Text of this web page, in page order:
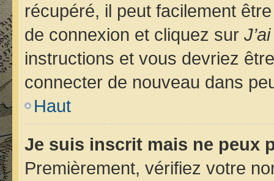
récupéré, il peut facilement
de connexion et cliquez sur
instructions et vous devriez
connecter de nouveau dans
Haut
Je suis inscrit mais ne peux
Premièrement, vérifiez votre